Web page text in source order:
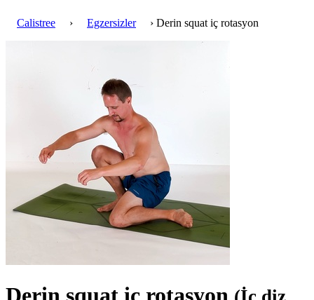
Calistree › Egzersizler › Derin squat iç rotasyon